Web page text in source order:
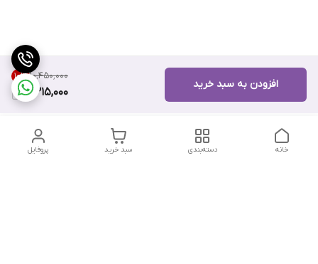
۱۰٬۴۵۰٬۰۰۰ 10%
9,315,000
افزودن به سبد خرید
پروفایل سبد خرید دسته‌بندی خانه